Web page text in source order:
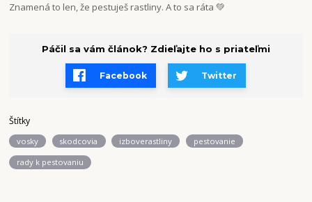
Znamená to len, že pestuješ rastliny. A to sa ráta 💚
Páčil sa vám článok? Zdieľajte ho s priateľmi
Facebook Twitter
Štítky
vosky skodcovia izboverastliny pestovanie
rady k pestovaniu